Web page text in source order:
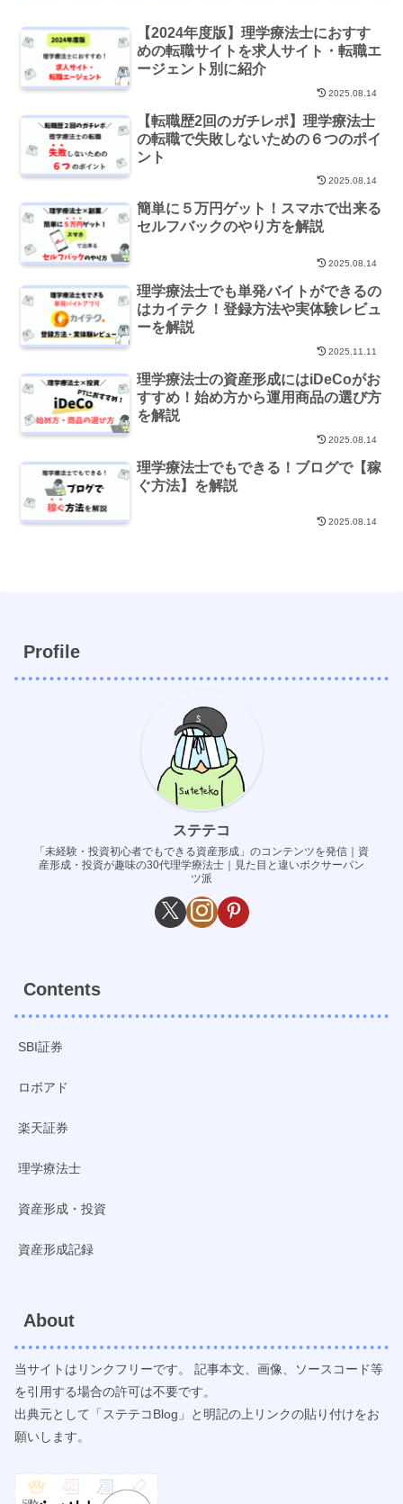
【2024年度版】理学療法士におすす
めの転職サイトを求人サイト・転職エ
ージェント別に紹介
2025.08.14
【転職歴2回のガチレポ】理学療法士
の転職で失敗しないための６つのポイ
ント
2025.08.14
簡単に５万円ゲット！スマホで出来る
セルフバックのやり方を解説
2025.08.14
理学療法士でも単発バイトができるの
はカイテク！登録方法や実体験レビュ
ーを解説
2025.11.11
理学療法士の資産形成にはiDeCoがお
すすめ！始め方から運用商品の選び方
を解説
2025.08.14
理学療法士でもできる！ブログで【稼
ぐ方法】を解説
2025.08.14
Profile
ステテコ
「未経験・投資初心者でもできる資産形成」のコンテンツを発信｜資
産形成・投資が趣味の30代理学療法士｜見た目と違いボクサーパン
ツ派
Contents
SBI証券
ロボアド
楽天証券
理学療法士
資産形成・投資
資産形成記録
About
当サイトはリンクフリーです。 記事本文、画像、ソースコード等
を引用する場合の許可は不要です。
出典元として「ステテコBlog」と明記の上リンクの貼り付けをお
願いします。